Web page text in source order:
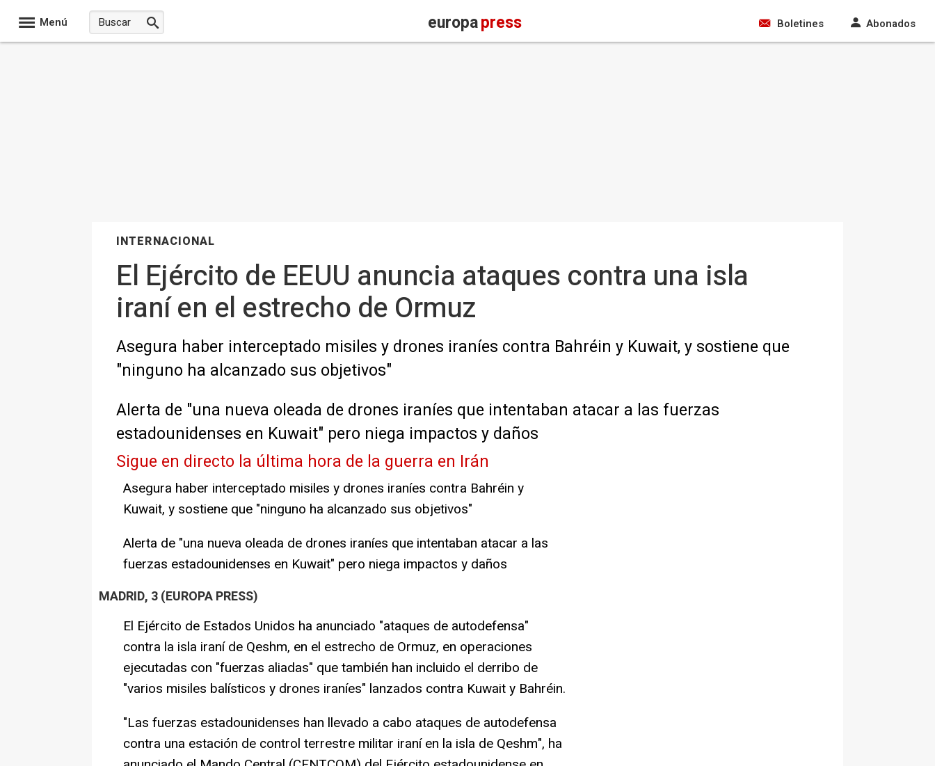
Menú europapress Boletines Abonados
INTERNACIONAL
El Ejército de EEUU anuncia ataques contra una isla
iraní en el estrecho de Ormuz
Asegura haber interceptado misiles y drones iraníes contra Bahréin y Kuwait, y sostiene que
"ninguno ha alcanzado sus objetivos"
Alerta de "una nueva oleada de drones iraníes que intentaban atacar a las fuerzas
estadounidenses en Kuwait" pero niega impactos y daños
Sigue en directo la última hora de la guerra en Irán
Asegura haber interceptado misiles y drones iraníes contra Bahréin y
Kuwait, y sostiene que "ninguno ha alcanzado sus objetivos"
Alerta de "una nueva oleada de drones iraníes que intentaban atacar a las
fuerzas estadounidenses en Kuwait" pero niega impactos y daños
MADRID, 3 (EUROPA PRESS)
El Ejército de Estados Unidos ha anunciado "ataques de autodefensa"
contra la isla iraní de Qeshm, en el estrecho de Ormuz, en operaciones
ejecutadas con "fuerzas aliadas" que también han incluido el derribo de
"varios misiles balísticos y drones iraníes" lanzados contra Kuwait y Bahréin.
"Las fuerzas estadounidenses han llevado a cabo ataques de autodefensa
contra una estación de control terrestre militar iraní en la isla de Qeshm", ha